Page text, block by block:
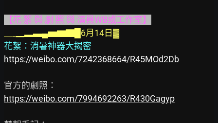
【花 絮 與 劇 照 與 演員WB或工作室】
＿ˍ▁▂▃▄▅▆▇█6月14日▓
花絮：消暑神器大揭密
https://weibo.com/7242368664/R45MOd2Db
https://weibo.com/7994692263/R430Gagyp